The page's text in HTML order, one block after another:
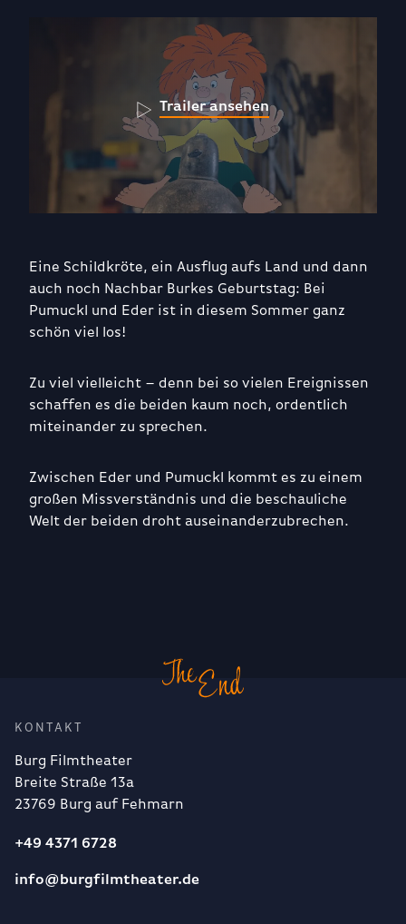
Trailer ansehen
Eine Schildkröte, ein Ausflug aufs Land und dann
auch noch Nachbar Burkes Geburtstag: Bei
Pumuckl und Eder ist in diesem Sommer ganz
schön viel los!
Zu viel vielleicht – denn bei so vielen Ereignissen
schaffen es die beiden kaum noch, ordentlich
miteinander zu sprechen.
Zwischen Eder und Pumuckl kommt es zu einem
großen Missverständnis und die beschauliche
Welt der beiden droht auseinanderzubrechen.
KONTAKT
Burg Filmtheater
Breite Straße 13a
23769 Burg auf Fehmarn
+49 4371 6728
info@burgfilmtheater.de